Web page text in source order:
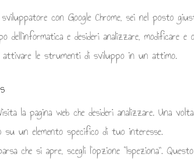
con Google Chrome, sei nel posto
dell’informatica e desideri analizzare, modificare
attivare le strumenti di sviluppo in un attimo.
la pagina web che desideri analizzare. Una
su un elemento specifico di tuo interesse.
che si apre, scegli l’opzione “Ispeziona”.